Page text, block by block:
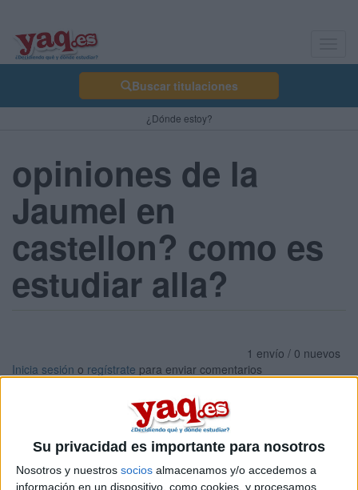
Su privacidad es importante para nosotros
Nosotros y nuestros socios almacenamos y/o accedemos a
información en un dispositivo, como cookies, y procesamos
Buscar titulaciones
¿Dónde estoy?
opiniones de la
JaumeI en
castellon? como es
estudiar alla?
1 envío / 0 nuevos
Inicia sesión o regístrate para enviar comentarios
Desconectado
hola¡ como estan? bueno quisiera saber como es estudiar en
la Jaume I en castellon? es buena?